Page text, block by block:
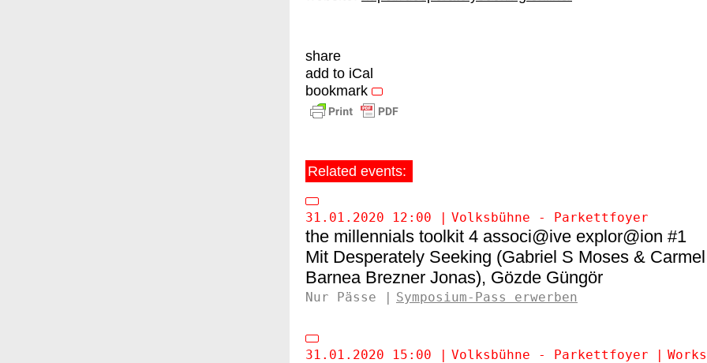
share
add to iCal
bookmark
Related events:
31.01.2020 12:00 Volksbühne - Parkettfoyer
the millennials toolkit 4 associ@ive explor@ion #1
Desperately Seeking (Gabriel S Moses & Carmel
Barnea Brezner Jonas) Gözde Güngör
Nur Pässe Symposium-Pass erwerben
31.01.2020 15:00 Volksbühne - Parkettfoyer